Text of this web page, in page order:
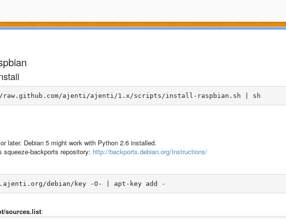
later. Debian 5 might work with Python 2.6 installed.
squeeze-backports repository: http://backports.debian.org/Instructions/
sources.list: